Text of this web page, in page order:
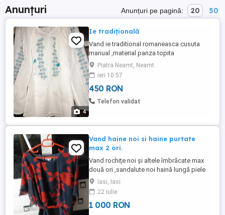
Anunțuri Anunțuri pe pagină: 20 50
4
Ie tradițională
Vand ie traditional romaneasca cusuta
manual ,material panza topita
Piatra Neamt, Neamt
ieri 10:57
450 RON
Telefon validat
Vand haine noi si haine purtate
max 2 ori.
Vand rochițe noi și altele îmbrăcate max
două ori ,sandalute noi haină lungă piele
cu glugă detașabilă scurta neagră măr 54
,52 noi ,la un preț acceptabil pentru toate
buzunarele!
Iasi, Iasi
22 iulie
1 000 RON